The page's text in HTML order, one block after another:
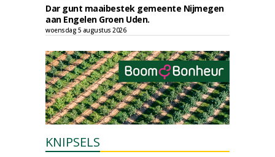
Dar gunt maaibestek gemeente Nijmegen
aan Engelen Groen Uden.
woensdag 5 augustus 2026
KNIPSELS